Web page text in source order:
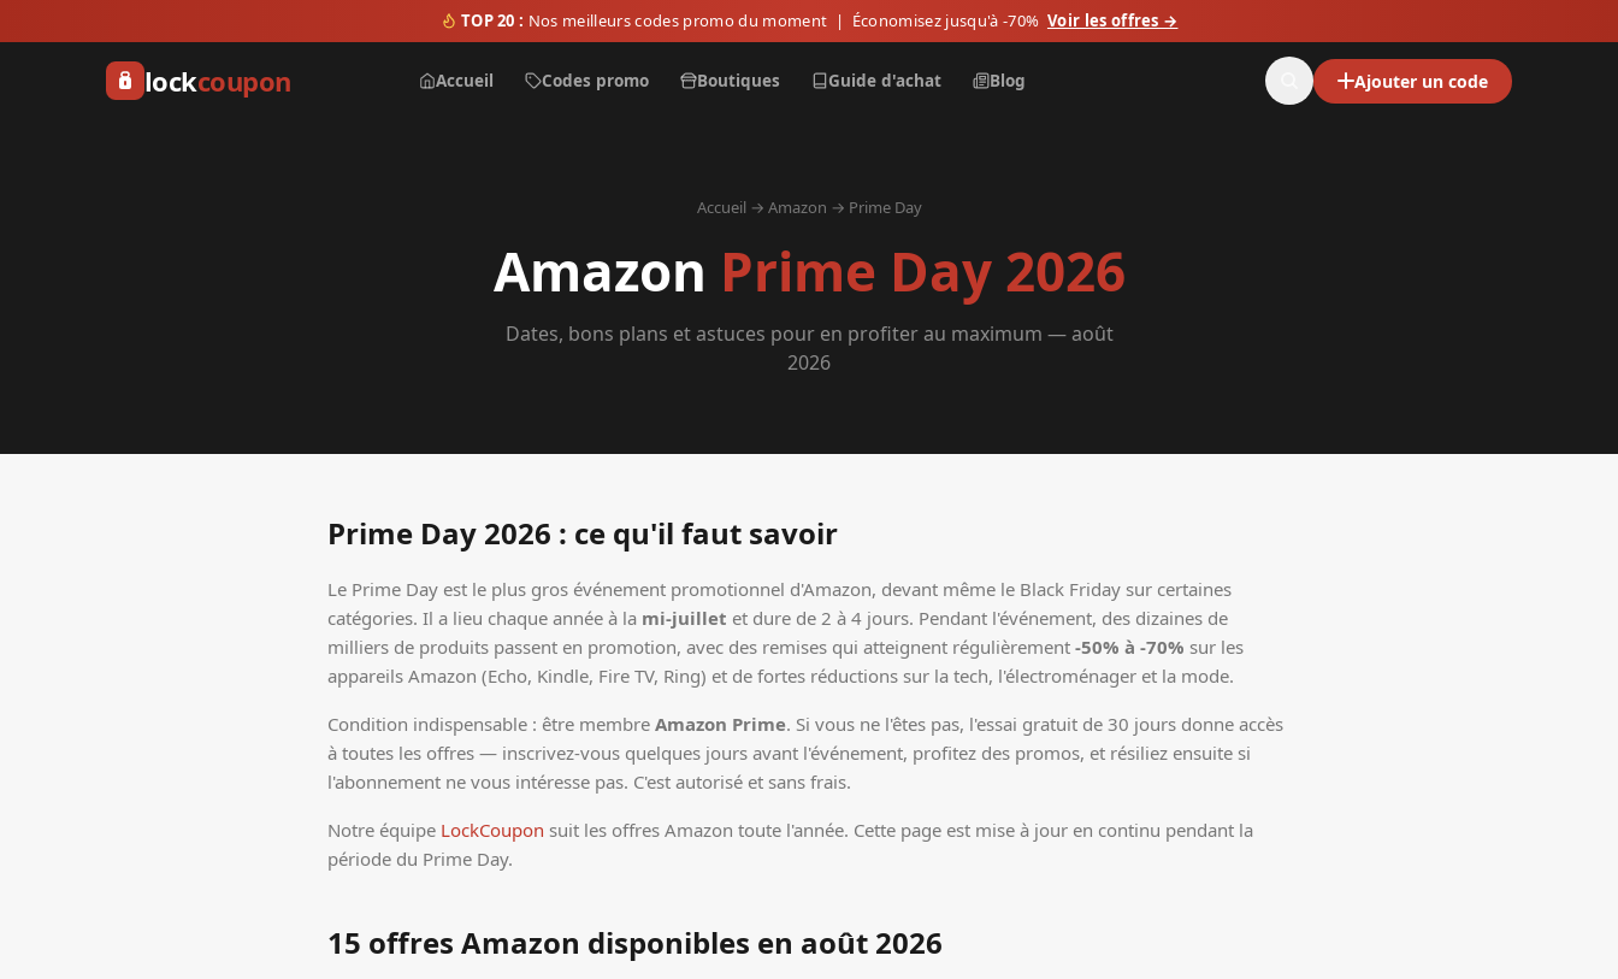
TOP 20 : Nos meilleurs codes promo du moment | Économisez jusqu'à -70% Voir les offres →
lockcoupon Accueil Codes promo Boutiques Guide d'achat Blog Ajouter un code
Accueil → Amazon → Prime Day
Amazon Prime Day 2026
Dates, bons plans et astuces pour en profiter au maximum —août
2026
Prime Day 2026 : ce qu'il faut savoir
Le Prime Day est le plus gros événement promotionnel d'Amazon, devant même le Black Friday sur certaines
catégories. Il a lieu chaque année à la mi-juillet et dure de 2 à 4 jours. Pendant l'événement, des dizaines de
milliers de produits passent en promotion, avec des remises qui atteignent régulièrement -50% à -70% sur les
appareils Amazon (Echo, Kindle, Fire TV, Ring) et de fortes réductions sur la tech, l'électroménager et la mode.
Condition indispensable : être membre Amazon Prime. Si vous ne l'êtes pas, l'essai gratuit de 30 jours donne accès
à toutes les offres — inscrivez-vous quelques jours avant l'événement, profitez des promos, et résiliez ensuite si
l'abonnement ne vous intéresse pas. C'est autorisé et sans frais.
Notre équipe LockCoupon suit les offres Amazon toute l'année. Cette page est mise à jour en continu pendant la
période du Prime Day.
15 offres Amazon disponibles en août 2026